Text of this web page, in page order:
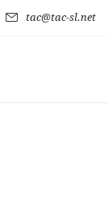
tac@tac-sl.net